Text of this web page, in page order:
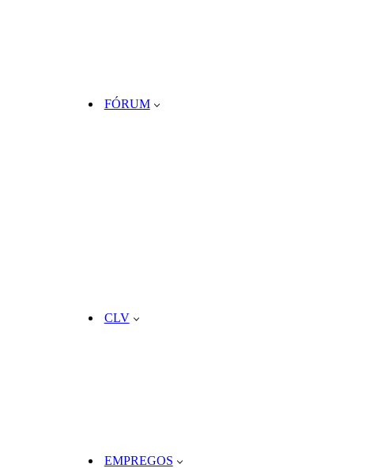
FÓRUM
CLV
EMPREGOS